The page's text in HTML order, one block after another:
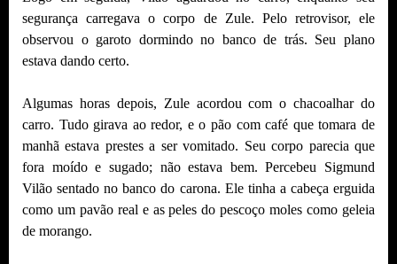
segurança carregava o corpo de Zule. Pelo retrovisor, ele
observou o garoto dormindo no banco de trás. Seu plano
estava dando certo.
Algumas horas depois, Zule acordou com o chacoalhar do
carro. Tudo girava ao redor, e o pão com café que tomara de
manhã estava prestes a ser vomitado. Seu corpo parecia que
fora moído e sugado; não estava bem. Percebeu Sigmund
Vilão sentado no banco do carona. Ele tinha a cabeça erguida
como um pavão real e as peles do pescoço moles como geleia
de morango.